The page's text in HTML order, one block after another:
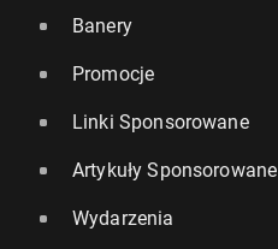
Banery
Promocje
Linki Sponsorowane
Artykuły Sponsorowane
Wydarzenia